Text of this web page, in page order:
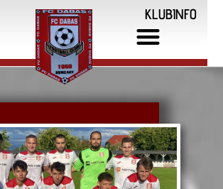
KLUBINFO